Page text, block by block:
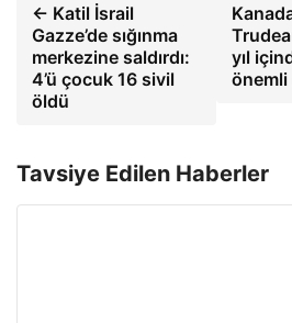
← Katil İsrail
Gazze’de sığınma
merkezine saldırdı:
4’ü çocuk 16 sivil
öldü
yıl
Tavsiye Edilen Haberler